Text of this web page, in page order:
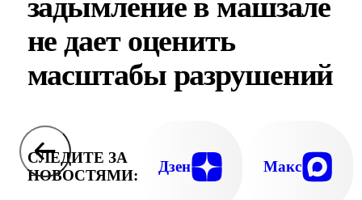
не дает оценить
масштабы разрушений
СЛЕДИТЕ ЗА
НОВОСТЯМИ:
Дзен Макс